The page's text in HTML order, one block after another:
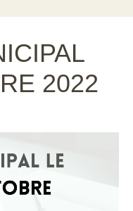
2022